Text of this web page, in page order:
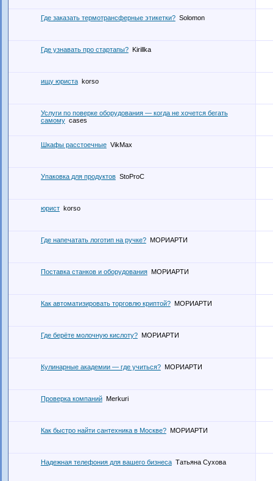
Где заказать термотрансферные этикетки? Solomon
Где узнавать про стартапы? Kirillka
ищу юриста korso
Услуги по поверке оборудования — когда не хочется бегать
самому cases
Шкафы расстоечные VikMax
Упаковка для продуктов StoProC
юрист korso
Где напечатать логотип на ручке? МОРИАРТИ
Поставка станков и оборудования МОРИАРТИ
Как автоматизировать торговлю криптой? МОРИАРТИ
Где берёте молочную кислоту? МОРИАРТИ
Кулинарные академии — где учиться? МОРИАРТИ
Проверка компаний Merkuri
Как быстро найти сантехника в Москве? МОРИАРТИ
Надежная телефония для вашего бизнеса Татьяна Сухова